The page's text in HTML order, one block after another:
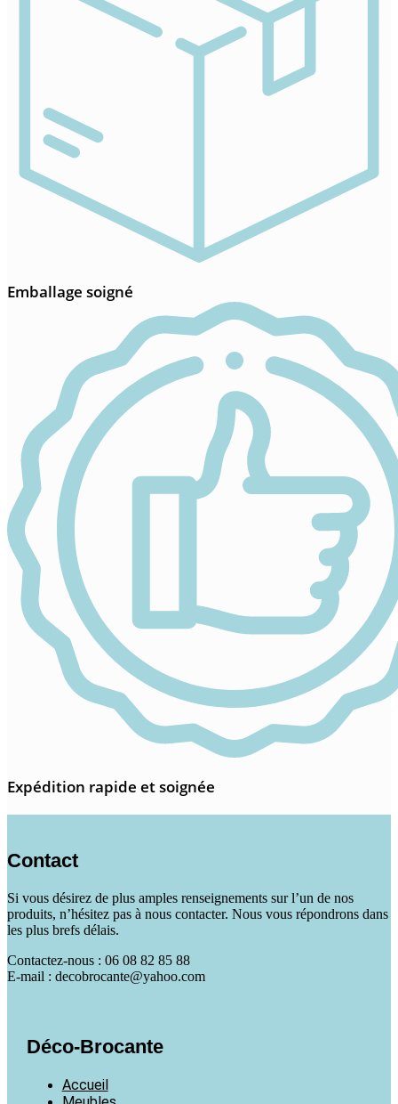
Emballage soigné
Expédition rapide et soignée
Contact
Si vous désirez de plus amples renseignements sur l’un de nos
produits, n’hésitez pas à nous contacter. Nous vous répondrons dans
les plus brefs délais.
Contactez-nous : 06 08 82 85 88
E-mail : decobrocante@yahoo.com
Déco-Brocante
Accueil